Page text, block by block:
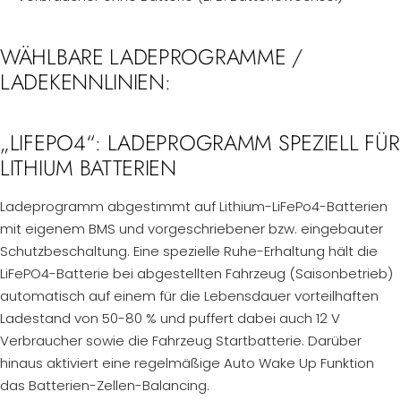
WÄHLBARE LADEPROGRAMME /
LADEKENNLINIEN:
„LIFEPO4“: LADEPROGRAMM SPEZIELL FÜR
LITHIUM BATTERIEN
Ladeprogramm abgestimmt auf Lithium-LiFePo4-Batterien
mit eigenem BMS und vorgeschriebener bzw. eingebauter
Schutzbeschaltung. Eine spezielle Ruhe-Erhaltung hält die
LiFePO4-Batterie bei abgestellten Fahrzeug (Saisonbetrieb)
automatisch auf einem für die Lebensdauer vorteilhaften
Ladestand von 50-80 % und puffert dabei auch 12 V
Verbraucher sowie die Fahrzeug Startbatterie. Darüber
hinaus aktiviert eine regelmäßige Auto Wake Up Funktion
das Batterien-Zellen-Balancing.